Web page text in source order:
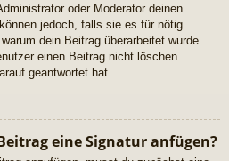
oder Moderator deinen
jedoch, falls sie es für nötig
dein Beitrag überarbeitet wurde.
einen Beitrag nicht löschen
geantwortet hat.
eine Signatur anfügen?